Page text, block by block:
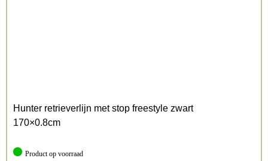
Hunter retrieverlijn met stop freestyle zwart
170×0.8cm
Product op voorraad